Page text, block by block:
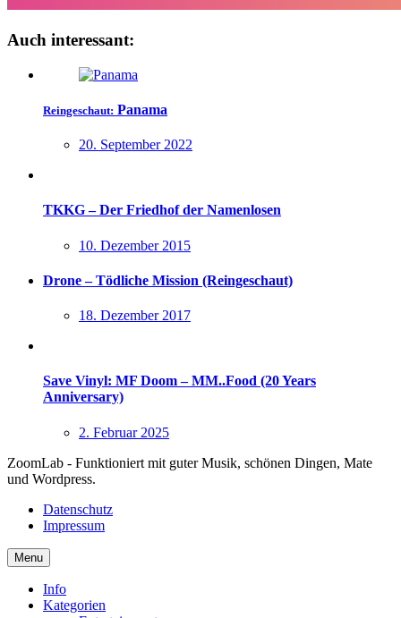
Auch interessant:
Reingeschaut: Panama
20. September 2022
TKKG – Der Friedhof der Namenlosen
10. Dezember 2015
Drone – Tödliche Mission (Reingeschaut)
18. Dezember 2017
Save Vinyl: MF Doom – MM..Food (20 Years
Anniversary)
2. Februar 2025
ZoomLab - Funktioniert mit guter Musik, schönen Dingen, Mate
und Wordpress.
Datenschutz
Impressum
Menu
Info
Kategorien